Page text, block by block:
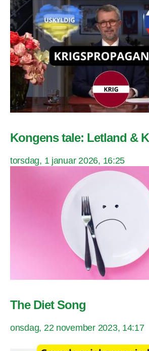
Kongens tale: Letland &
torsdag, 1 januar 2026, 16:25
The Diet Song
onsdag, 22 november 2023, 14:17